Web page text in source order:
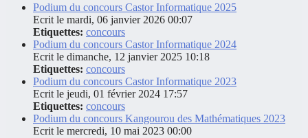
Podium du concours Castor Informatique 2025
Ecrit le mardi, 06 janvier 2026 00:07
Etiquettes: concours
Podium du concours Castor Informatique 2024
Ecrit le dimanche, 12 janvier 2025 10:18
Etiquettes: concours
Podium du concours Castor Informatique 2023
Ecrit le jeudi, 01 février 2024 17:57
Etiquettes: concours
Podium du concours Kangourou des Mathématiques 2023
Ecrit le mercredi, 10 mai 2023 00:00